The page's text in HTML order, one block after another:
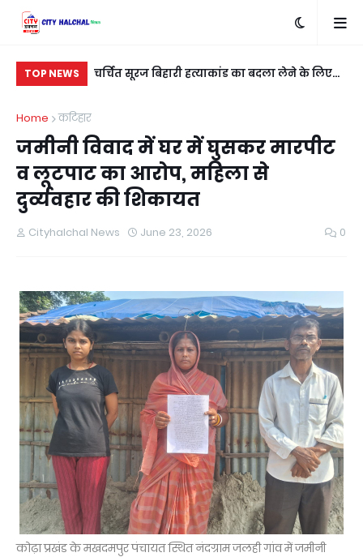
TOP NEWS
की मौत, दो की
चर्चित सूरज बिहारी हत्याकांड का बदला लेने के लिए
Home
कटिहार
जमीनी विवाद में घर में घुसकर मारपीट
व लूटपाट का आरोप, महिला से
दुर्व्यवहार की शिकायत
Cityhalchal News June 23, 2026 0
कोढ़ा प्रखंड के मखदमपुर पंचायत स्थित नंदग्राम जलही गांव में जमीनी